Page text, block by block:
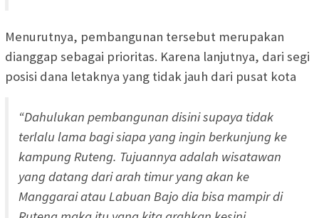
Menurutnya, pembangunan tersebut merupakan
dianggap sebagai prioritas. Karena lanjutnya, dari segi
posisi dana letaknya yang tidak jauh dari pusat kota
“Dahulukan pembangunan disini supaya tidak
terlalu lama bagi siapa yang ingin berkunjung ke
kampung Ruteng. Tujuannya adalah wisatawan
yang datang dari arah timur yang akan ke
Manggarai atau Labuan Bajo dia bisa mampir di